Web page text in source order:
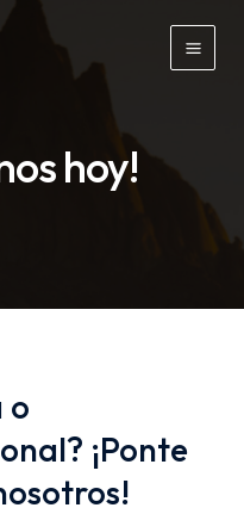
Main
hoy!
o
¡Ponte